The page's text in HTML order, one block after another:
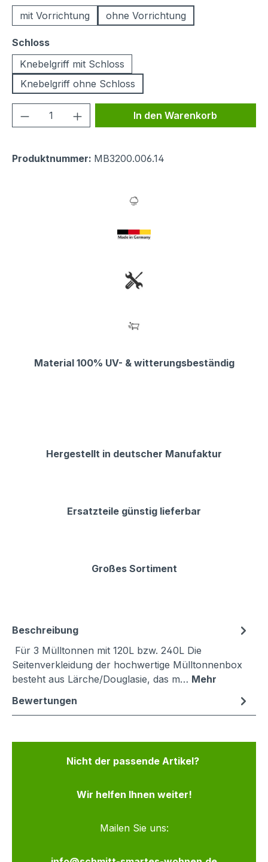
mit Vorrichtung
ohne Vorrichtung
Schlossauswählen
Knebelgriff mit Schloss
Knebelgriff ohne Schloss
Produkt Anzahl: Gib denIn den Warenkorb
Produktnummer: MB3200.006.14
Material 100% UV- & witterungsbeständig
Hergestellt in deutscher Manufaktur
Ersatzteile günstig lieferbar
Großes Sortiment
Beschreibung
Für 3 Mülltonnen mit 120L bzw. 240L Die
Seitenverkleidung der hochwertige Mülltonnenbox
besteht aus Lärche/Douglasie, das m… Mehr
Bewertungen
Nicht der passende Artikel?
Wir helfen Ihnen weiter!
Mailen Sie uns: